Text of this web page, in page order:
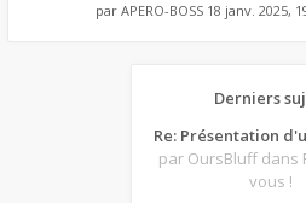
par APERO-BOSS 18 janv. 2025,
Derniers
par OursBluff dans
vous !